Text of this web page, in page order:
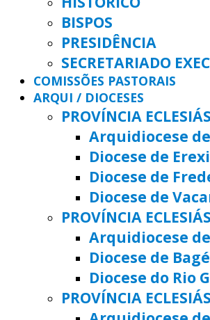
BISPOS
PRESIDÊNCIA
SECRETARIADO
COMISSÕES PASTORAIS
ARQUI / DIOCESES
PROVÍNCIA
Arquidiocese
Diocese de
Diocese de
Diocese de
PROVÍNCIA
Arquidiocese
Diocese de Bagé
Diocese do Rio
PROVÍNCIA